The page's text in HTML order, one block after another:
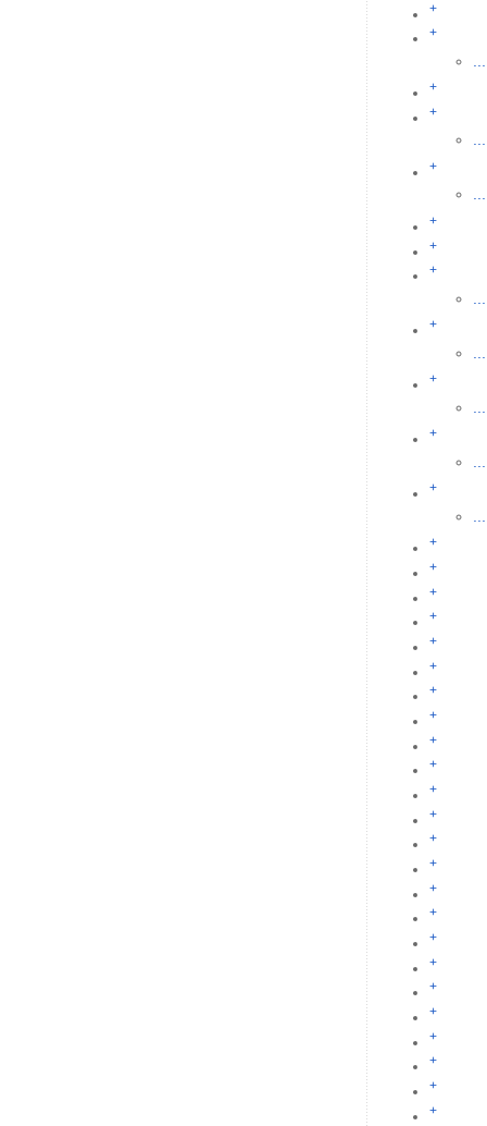
+
+
+
+
...
+
...
+
+
+
+
+
+
+
+
+
+
+
+
+
+
+
+
+
+
+
+
+
+
+
+
+
+
+
+
+
+
+